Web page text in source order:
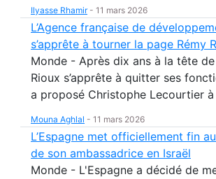
Ilyasse Rhamir- 11 mars 2026
L’Agence française de
s’apprête à tourner la page Rémy
Monde - Après dix ans à la tête de
Rioux s’apprête à quitter ses
a proposé Christophe Lecourtier
Mouna Aghlal - 11 mars 2026
L’Espagne met officiellement fin
de son ambassadrice en Israël
Monde - L'Espagne a décidé de